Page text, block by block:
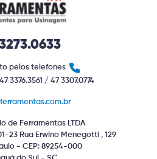
pelos telefones
3376.3561 / 47 3307.0774
de Ferramentas LTDA
23 Rua Erwino Menegotti , 129
- CEP: 89254-000